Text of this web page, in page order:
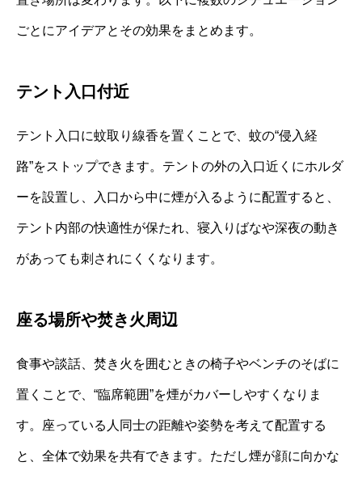
ごとにアイデアとその効果をまとめます。
テント入口付近
テント入口に蚊取り線香を置くことで、蚊の“侵入経
路”をストップできます。テントの外の入口近くにホルダ
ーを設置し、入口から中に煙が入るように配置すると、
テント内部の快適性が保たれ、寝入りばなや深夜の動き
があっても刺されにくくなります。
座る場所や焚き火周辺
食事や談話、焚き火を囲むときの椅子やベンチのそばに
置くことで、“臨席範囲”を煙がカバーしやすくなりま
す。座っている人同士の距離や姿勢を考えて配置する
と、全体で効果を共有できます。ただし煙が顔に向かな